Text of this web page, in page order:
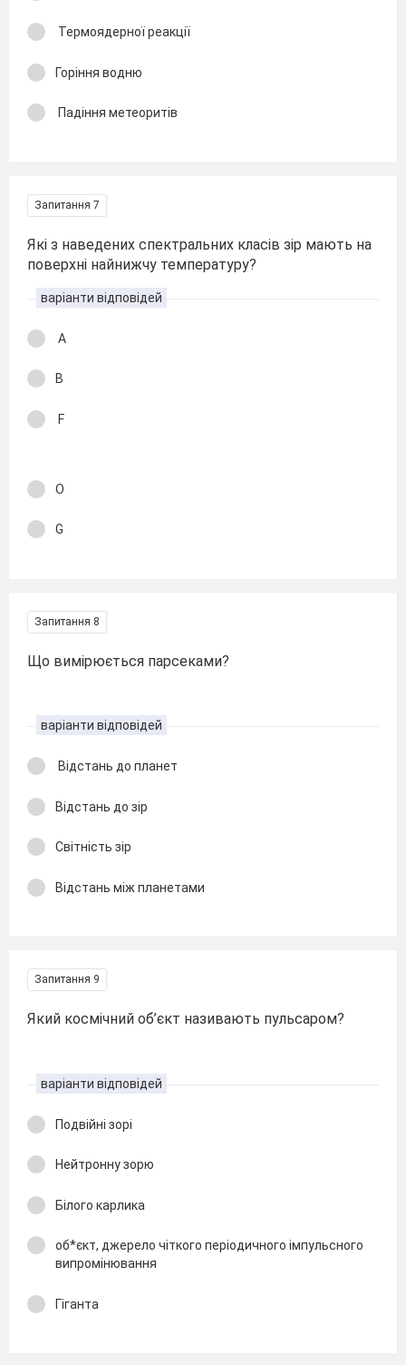
Термоядерної реакції
Горіння водню
Падіння метеоритів
Запитання 7
Які з наведених спектральних класів зір мають на
поверхні найнижчу температуру?
варіанти відповідей
А
В
F
О
G
Запитання 8
Що вимірюється парсеками?
варіанти відповідей
Відстань до планет
Відстань до зір
Світність зір
Відстань між планетами
Запитання 9
Який космічний об’єкт називають пульсаром?
варіанти відповідей
Подвійні зорі
Нейтрон­ну зорю
Білого карлика
об*єкт, джерело чіткого періодичного імпульсного
випромінювання
Гіганта